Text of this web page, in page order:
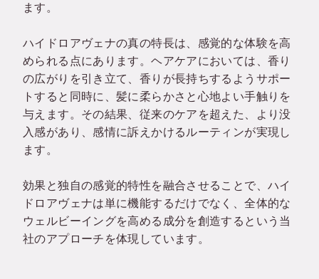
ます。
ハイドロアヴェナの真の特長は、感覚的な体験を高
められる点にあります。ヘアケアにおいては、香り
の広がりを引き立て、香りが長持ちするようサポー
トすると同時に、髪に柔らかさと心地よい手触りを
与えます。その結果、従来のケアを超えた、より没
入感があり、感情に訴えかけるルーティンが実現し
ます。
効果と独自の感覚的特性を融合させることで、ハイ
ドロアヴェナは単に機能するだけでなく、全体的な
ウェルビーイングを高める成分を創造するという当
社のアプローチを体現しています。